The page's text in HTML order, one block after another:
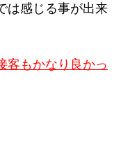
は感じる事が出来
客もかなり良かっ